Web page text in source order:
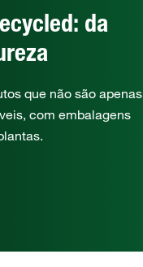
da
que não são apenas
com embalagens